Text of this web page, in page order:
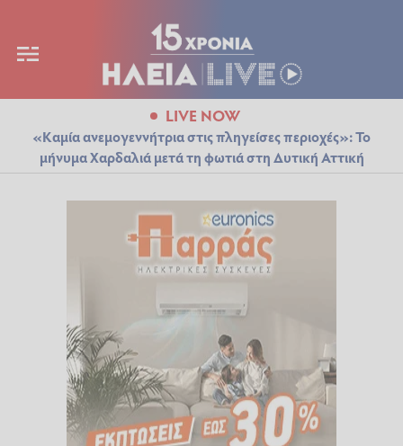
LIVE NOW
«Καμία ανεμογεννήτρια στις πληγείσες περιοχές»: Το
μήνυμα Χαρδαλιά μετά τη φωτιά στη Δυτική Αττική